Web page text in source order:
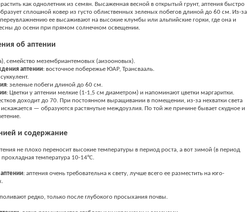
как однолетник из семян. Высаженная весной в открытый грунт, аптения быстро
сплошной ковер из густо облиственных зеленых побегов длиной до 60 см. Из-за
ее высаживают на высокие клумбы или альпийские горки, где она и
до осени при прямом солнечном освещении.
об аптении
семейство мезембриантемовых (аизооновых).
аптении: восточное побережье ЮАР, Трансвааль.
: зеленые побеги длиной до 60 см.
: Цветки у аптении мелкие (1-1,5 см диаметром) и напоминают цветки маргаритки.
доходит до 70. При постоянном выращивании в помещении, из-за нехватки света
— образуются растянутые междоузлия. По той же причине бывает скудное и
и содержание
не плохо переносит высокие температуры в период роста, а вот зимой (в период
температура 10-14°С.
аптении: аптения очень требовательна к свету, лучше всего ее разместить на юго-
редко, только после глубокого просыхания почвы.